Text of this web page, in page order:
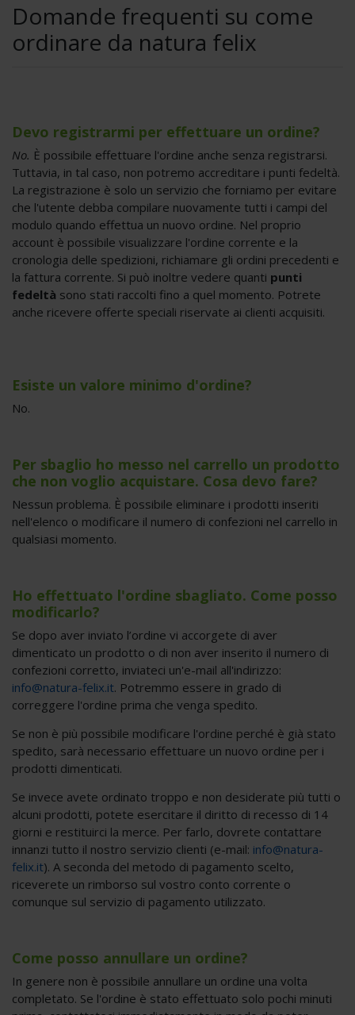
Domande frequenti su come
ordinare da natura felix
Devo registrarmi per effettuare un ordine?
No. È possibile effettuare l'ordine anche senza registrarsi.
Tuttavia, in tal caso, non potremo accreditare i punti fedeltà.
La registrazione è solo un servizio che forniamo per evitare
che l'utente debba compilare nuovamente tutti i campi del
modulo quando effettua un nuovo ordine. Nel proprio
account è possibile visualizzare l'ordine corrente e la
cronologia delle spedizioni, richiamare gli ordini precedenti e
la fattura corrente. Si può inoltre vedere quanti punti
fedeltà sono stati raccolti fino a quel momento. Potrete
anche ricevere offerte speciali riservate ai clienti acquisiti.
Esiste un valore minimo d'ordine?
No.
Per sbaglio ho messo nel carrello un prodotto
che non voglio acquistare. Cosa devo fare?
Nessun problema. È possibile eliminare i prodotti inseriti
nell'elenco o modificare il numero di confezioni nel carrello in
qualsiasi momento.
Ho effettuato l'ordine sbagliato. Come posso
modificarlo?
Se dopo aver inviato l’ordine vi accorgete di aver
dimenticato un prodotto o di non aver inserito il numero di
confezioni corretto, inviateci un'e-mail all'indirizzo:
info@natura-felix.it. Potremmo essere in grado di
correggere l'ordine prima che venga spedito.
Se non è più possibile modificare l'ordine perché è già stato
spedito, sarà necessario effettuare un nuovo ordine per i
prodotti dimenticati.
Se invece avete ordinato troppo e non desiderate più tutti o
alcuni prodotti, potete esercitare il diritto di recesso di 14
giorni e restituirci la merce. Per farlo, dovrete contattare
innanzi tutto il nostro servizio clienti (e-mail: info@natura-
felix.it). A seconda del metodo di pagamento scelto,
riceverete un rimborso sul vostro conto corrente o
comunque sul servizio di pagamento utilizzato.
Come posso annullare un ordine?
In genere non è possibile annullare un ordine una volta
completato. Se l'ordine è stato effettuato solo pochi minuti
Iscriviti alla
newsletter e
ricevi subito un
buono sconto!